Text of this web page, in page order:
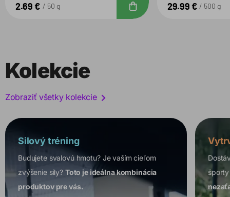
2.69 € 50 g Do košíka
29.99 € 500 g
Kolekcie
Zobraziť všetky kolekcie
Silový tréning
Budujete svalovú hmotu? Je vaším cieľom
zvýšenie sily? Toto je ideálna kombinácia
produktov pre vás.